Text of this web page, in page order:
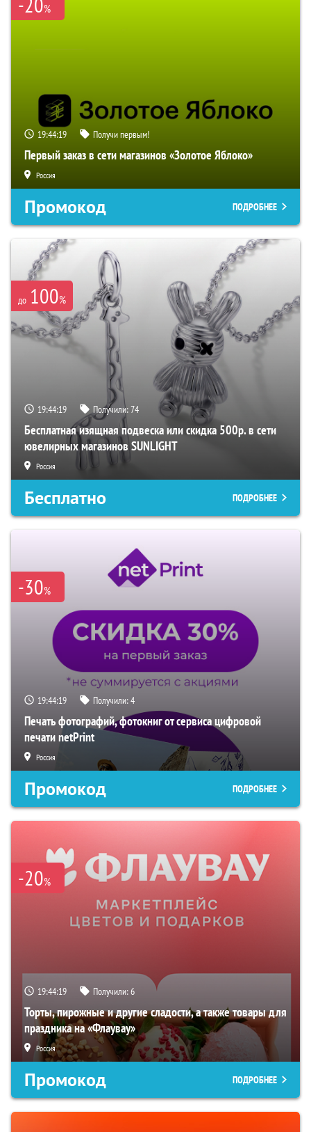
%
19:44:18 Получи первым!
Первый заказ в сети магазинов «Золотое Яблоко»
Россия
Промокод ПОДРОБНЕЕ
до 100%
19:44:18 Получили:74
Бесплатная изящная подвеска или скидка 500р. в сети
ювелирных магазинов SUNLIGHT
Россия
Бесплатно ПОДРОБНЕЕ
-30%
19:44:18 Получили:4
Печать фотографий, фотокниг от сервиса цифровой
печати netPrint
Россия
Промокод ПОДРОБНЕЕ
-20%
19:44:18 Получили:6
Торты, пирожные и другие сладости, а также товары для
праздника на «Флаувау»
Россия
Промокод ПОДРОБНЕЕ